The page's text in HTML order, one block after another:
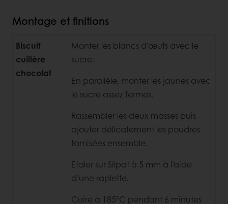
Montage et finitions
Biscuit
cuillère
chocolat
Monter les blancs d’œufs avec le
sucre.
En parallèle, monter les jaunes avec
le sucre assez fermes.
Rassembler les deux masses puis
ajouter délicatement les poudres
tamisées ensemble.
Etaler sur Silpat à 5 mm à l’aide
d’une raplette.
Cuire à 185°C pendant 6 minutes